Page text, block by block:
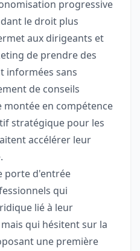
progressive
le droit plus
aux dirigeants et
de prendre des
informées sans
de conseils
montée en compétence
stratégique pour les
accélérer leur
porte d'entrée
qui
lié à leur
qui hésitent sur la
une première